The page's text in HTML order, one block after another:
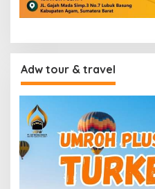
Adw tour & travel